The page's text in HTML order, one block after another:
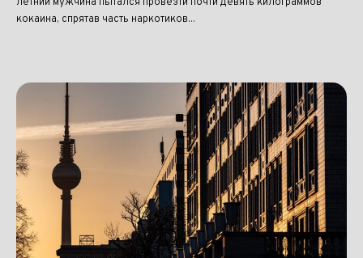
летний мужчина пытался провезти почти девять килограммов
кокаина, спрятав часть наркотиков...